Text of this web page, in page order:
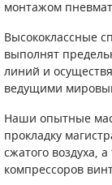
монтажом
Высококлассные
выполнят
линий и
ведущими
Наши опытные
прокладку
сжатого воздуха,
компрессоров
САДОВАЯ ТЕХНИКА
ЧИЛЛЕРЫ
БЕНЗИНОВЫЕ
ТАЛИ И ТЕЛЬФЕРЫ
ОСВЕТИТЕЛЬНЫЕ
КОНТРОЛЛЕРЫ
ОБРАТНЫЕ
КЛАПАНЫ